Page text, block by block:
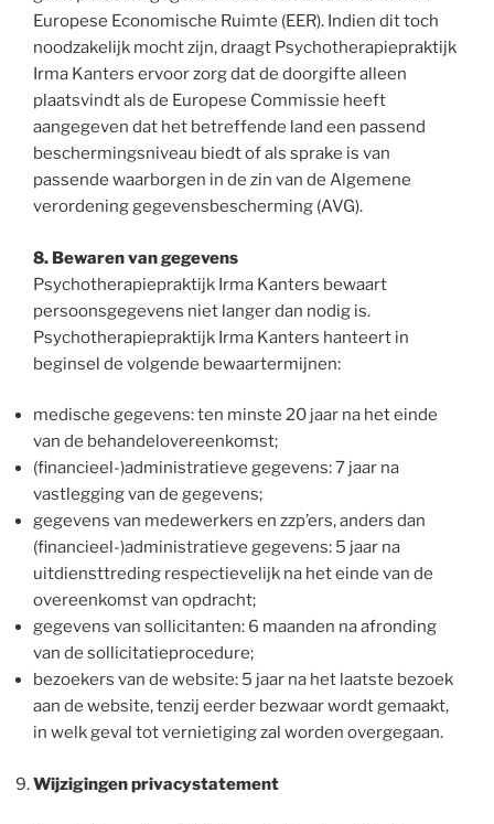
Europese Economische Ruimte (EER). Indien dit toch
noodzakelijk mocht zijn, draagt Psychotherapiepraktijk
Irma Kanters ervoor zorg dat de doorgifte alleen
plaatsvindt als de Europese Commissie heeft
aangegeven dat het betreffende land een passend
beschermingsniveau biedt of als sprake is van
passende waarborgen in de zin van de Algemene
verordening gegevensbescherming (AVG).
8. Bewaren van gegevens
Psychotherapiepraktijk Irma Kanters bewaart
persoonsgegevens niet langer dan nodig is.
Psychotherapiepraktijk Irma Kanters hanteert in
beginsel de volgende bewaartermijnen:
medische gegevens: ten minste 20 jaar na het einde
van de behandelovereenkomst;
(financieel-)administratieve gegevens: 7 jaar na
vastlegging van de gegevens;
gegevens van medewerkers en zzp’ers, anders dan
(financieel-)administratieve gegevens: 5 jaar na
uitdiensttreding respectievelijk na het einde van de
overeenkomst van opdracht;
gegevens van sollicitanten: 6 maanden na afronding
van de sollicitatieprocedure;
bezoekers van de website: 5 jaar na het laatste bezoek
aan de website, tenzij eerder bezwaar wordt gemaakt,
in welk geval tot vernietiging zal worden overgegaan.
Wijzigingen privacystatement